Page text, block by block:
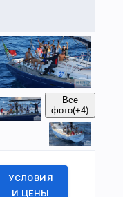
Все
фото(+4)
УСЛОВИЯ
И ЦЕНЫ